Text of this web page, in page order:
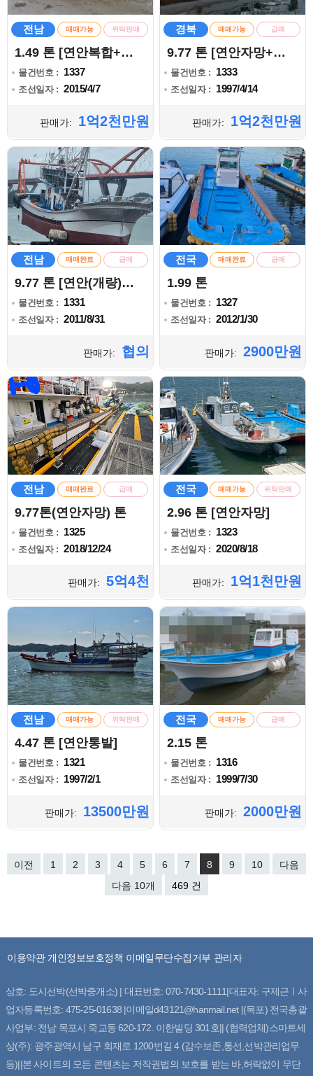
전남 매매가능 위탁판매
1.49 톤 [연안복합+통발]
물건번호 : 1337
조선일자 : 2015/4/7
판매가: 1억2천만원
경북 매매가능 급매
9.77 톤 [연안자망+복합]
물건번호 : 1333
조선일자 : 1997/4/14
판매가: 1억2천만원
전남 매매완료 급매
9.77 톤 [연안(개량)안강망]
물건번호 : 1331
조선일자 : 2011/8/31
판매가: 협의
전국 매매완료 급매
1.99 톤
물건번호 : 1327
조선일자 : 2012/1/30
판매가: 2900만원
전남 매매완료 급매
9.77톤(연안자망) 톤
물건번호 : 1325
조선일자 : 2018/12/24
판매가: 5억4천
전국 매매가능 위탁판매
2.96 톤 [연안자망]
물건번호 : 1323
조선일자 : 2020/8/18
판매가: 1억1천만원
전남 매매가능 위탁판매
4.47 톤 [연안통발]
물건번호 : 1321
조선일자 : 1997/2/1
판매가: 13500만원
전국 매매가능 급매
2.15 톤
물건번호 : 1316
조선일자 : 1999/7/30
판매가: 2000만원
이전 1 2 3 4 5 6 7 8 9 10
다음
다음 10개
469 건
이용약관 개인정보보호정책 이메일무단수집거부 관리자
상호: 도시선박(선박중개소) | 대표번호: 070-7430-1111|대표자: 구제근ㅣ사
업자등록번호: 475-25-01638 |이메일d43121@hanmail.net |(목포) 전국총괄
사업부: 전남 목포시 죽교동 620-172. 이한빌딩 301호|| (협력업체)스마트세
상(주): 광주광역시 남구 회재로 1200번길 4 (감수보존,통선,선박관리업무
등)||본 사이트의 모든 콘텐츠는 저작권법의 보호를 받는 바,허락없이 무단